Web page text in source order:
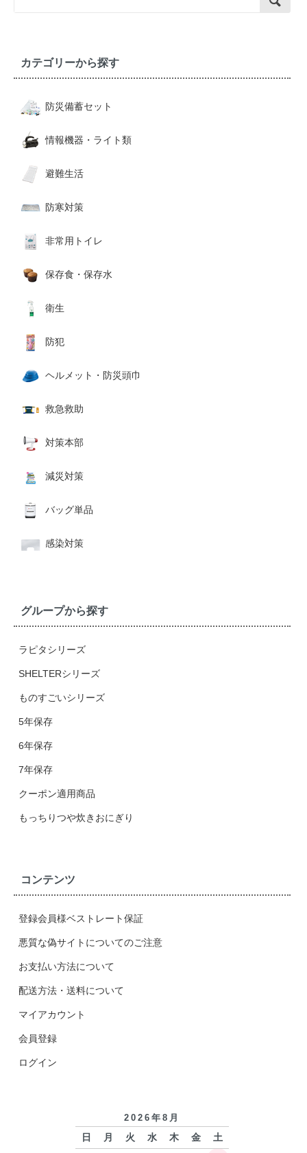
カテゴリーから探す
防災備蓄セット
情報機器・ライト類
避難生活
防寒対策
非常用トイレ
保存食・保存水
衛生
防犯
ヘルメット・防災頭巾
救急救助
対策本部
減災対策
バッグ単品
感染対策
グループから探す
ラピタシリーズ
SHELTERシリーズ
ものすごいシリーズ
5年保存
6年保存
7年保存
クーポン適用商品
もっちりつや炊きおにぎり
コンテンツ
登録会員様ベストレート保証
悪質な偽サイトについてのご注意
お支払い方法について
配送方法・送料について
マイアカウント
会員登録
ログイン
2026年8月
日 月 火 水 木 金
土